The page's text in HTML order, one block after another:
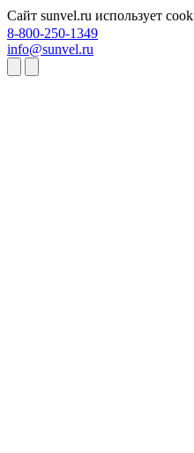
Сайт sunvel.ru использует
8-800-250-1349
info@sunvel.ru